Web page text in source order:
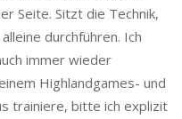
Seite. Sitzt die Technik,
durchführen. Ich
immer wieder
Highlandgames- und
trainiere, bitte ich explizit